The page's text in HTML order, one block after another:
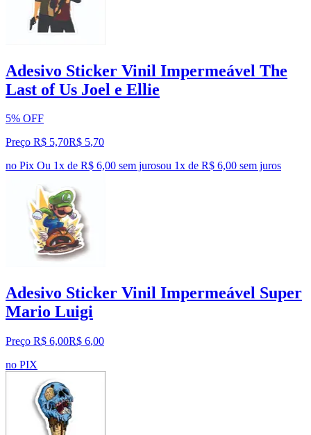
Adesivo Sticker Vinil Impermeável The
Last of Us Joel e Ellie
5% OFF
Preço R$ 5,70R$ 5,70
no Pix Ou 1x de R$ 6,00 sem jurosou 1x de R$ 6,00 sem juros
Adesivo Sticker Vinil Impermeável Super
Mario Luigi
Preço R$ 6,00R$ 6,00
no PIX